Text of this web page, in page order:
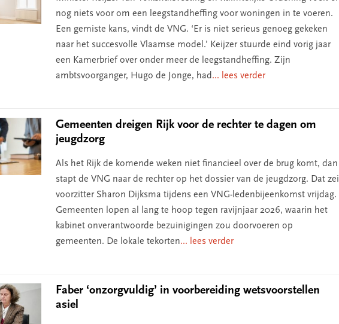
nog niets voor om een leegstandheffing voor woningen in te voeren.
Een gemiste kans, vindt de VNG. ‘Er is niet serieus genoeg gekeken
naar het succesvolle Vlaamse model.’ Keijzer stuurde eind vorig jaar
een Kamerbrief over onder meer de leegstandheffing. Zijn
ambtsvoorganger, Hugo de Jonge, had ... lees verder
Gemeenten dreigen Rijk voor de rechter te dagen om
jeugdzorg
Als het Rijk de komende weken niet financieel over de brug komt, dan
stapt de VNG naar de rechter op het dossier van de jeugdzorg. Dat zei
voorzitter Sharon Dijksma tijdens een VNG-ledenbijeenkomst vrijdag.
Gemeenten lopen al lang te hoop tegen ravijnjaar 2026, waarin het
kabinet onverantwoorde bezuinigingen zou doorvoeren op
gemeenten. De lokale tekorten... lees verder
Faber ‘onzorgvuldig’ in voorbereiding wetsvoorstellen
asiel